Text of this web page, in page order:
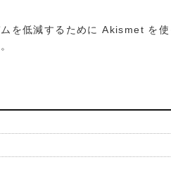
を低減するために Akismet を使
。